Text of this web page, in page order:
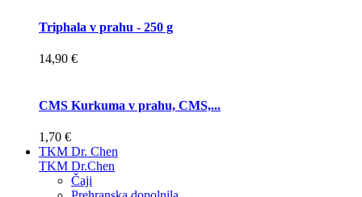
Triphala v prahu - 250 g
14,90 €
CMS Kurkuma v prahu, CMS,...
1,70 €
TKM Dr. Chen
TKM Dr.Chen
Čaji